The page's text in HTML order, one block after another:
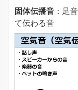
固体伝播音 ：足
て伝わる音